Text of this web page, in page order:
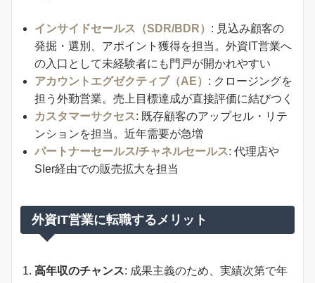
インサイドセールス（SDR/BDR） : 見込み顧客の
発掘・選別、アポイント獲得を担当。外資IT営業へ
の入口として未経験者にも門戸が開かれやすい
アカウントエグゼクティブ（AE） : クロージングを
担う外勤営業。売上目標達成が直接評価に結びつく
カスタマーサクセス: 既存顧客のアップセル・リテ
ンションを担当。近年需要が急増
パートナーセールス/チャネルセールス: 代理店や
SIer経由での販売拡大を担当
外資IT営業に転職するメリット
高年収のチャンス: 成果主義のため、実績次第で年